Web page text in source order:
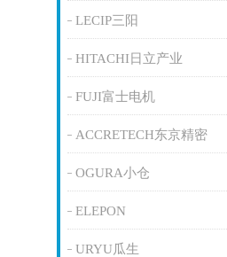
LECIP三阳
HITACHI日立产业
FUJI富士电机
ACCRETECH东京精密
OGURA小仓
ELEPON
URYU瓜生